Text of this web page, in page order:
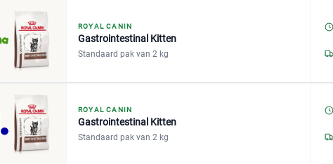
ROYAL CANIN
Gastrointestinal Kitten
Standaard pak van 2 kg
ROYAL CANIN
Gastrointestinal Kitten
Standaard pak van 2 kg